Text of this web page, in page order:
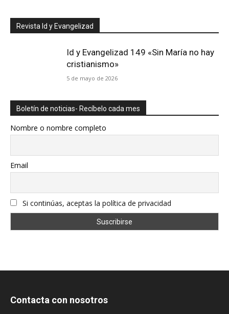
Revista Id y Evangelizad
Id y Evangelizad 149 «Sin María no hay
cristianismo»
5 de mayo de 2026
Boletín de noticias- Recíbelo cada mes
Nombre o nombre completo
Email
Si continúas, aceptas la política de privacidad
Contacta con nosotros